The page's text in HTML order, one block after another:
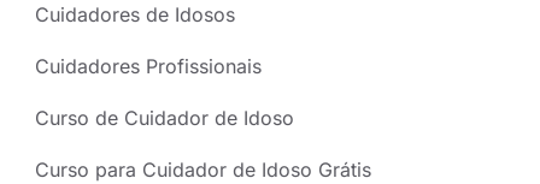
Cuidadores de Idosos
Cuidadores Profissionais
Curso de Cuidador de Idoso
Curso para Cuidador de Idoso Grátis